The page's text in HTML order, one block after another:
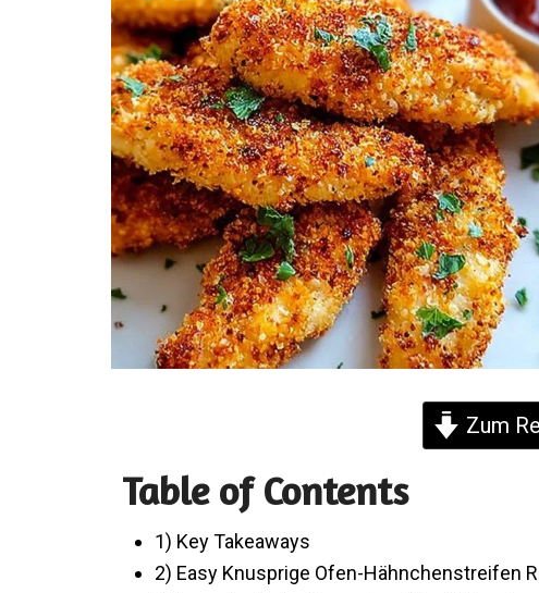
Zum
Table of Contents
1) Key Takeaways
2) Easy Knusprige Ofen-Hähnchenstreifen